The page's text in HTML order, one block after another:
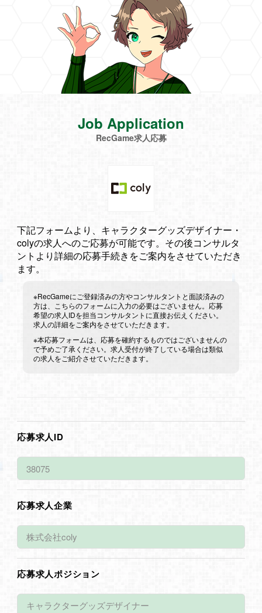
Job Application
RecGame求人応募
下記フォームより、キャラクターグッズデザイナー・
colyの求人へのご応募が可能です。その後コンサルタ
ントより詳細の応募手続きをご案内をさせていただき
ます。
※RecGameにご登録済みの方やコンサルタントと面談済みの
方は、こちらのフォームに入力の必要はございません。応募
希望の求人IDを担当コンサルタントに直接お伝えください。
求人の詳細をご案内をさせていただきます。
※本応募フォームは、応募を確約するものではございませんの
で予めご了承ください。求人受付が終了している場合は類似
の求人をご紹介させていただきます。
応募求人ID
応募求人企業
応募求人ポジション